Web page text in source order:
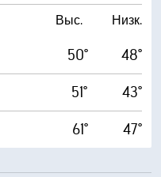
Выс. Низк.
50° 48°
51° 43°
61° 47°